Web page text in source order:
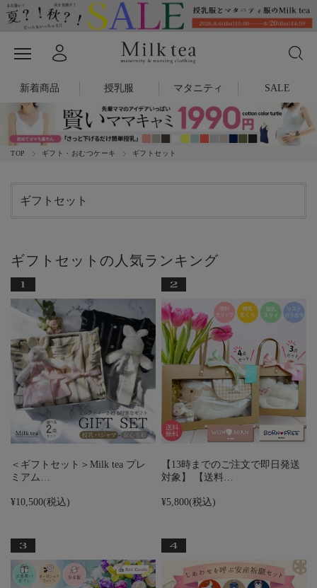
新着商品 授乳服 マタニティ SALE
TOP ギフト・おむつケーキ ギフトセット
ギフトセット
ギフトセットの人気ランキング
＜ギフトセット＞Milk tea プレ
ミアム…
¥10,500(税込)
【13時までのご注文で即日発送
対象】 【送料…
¥5,800(税込)